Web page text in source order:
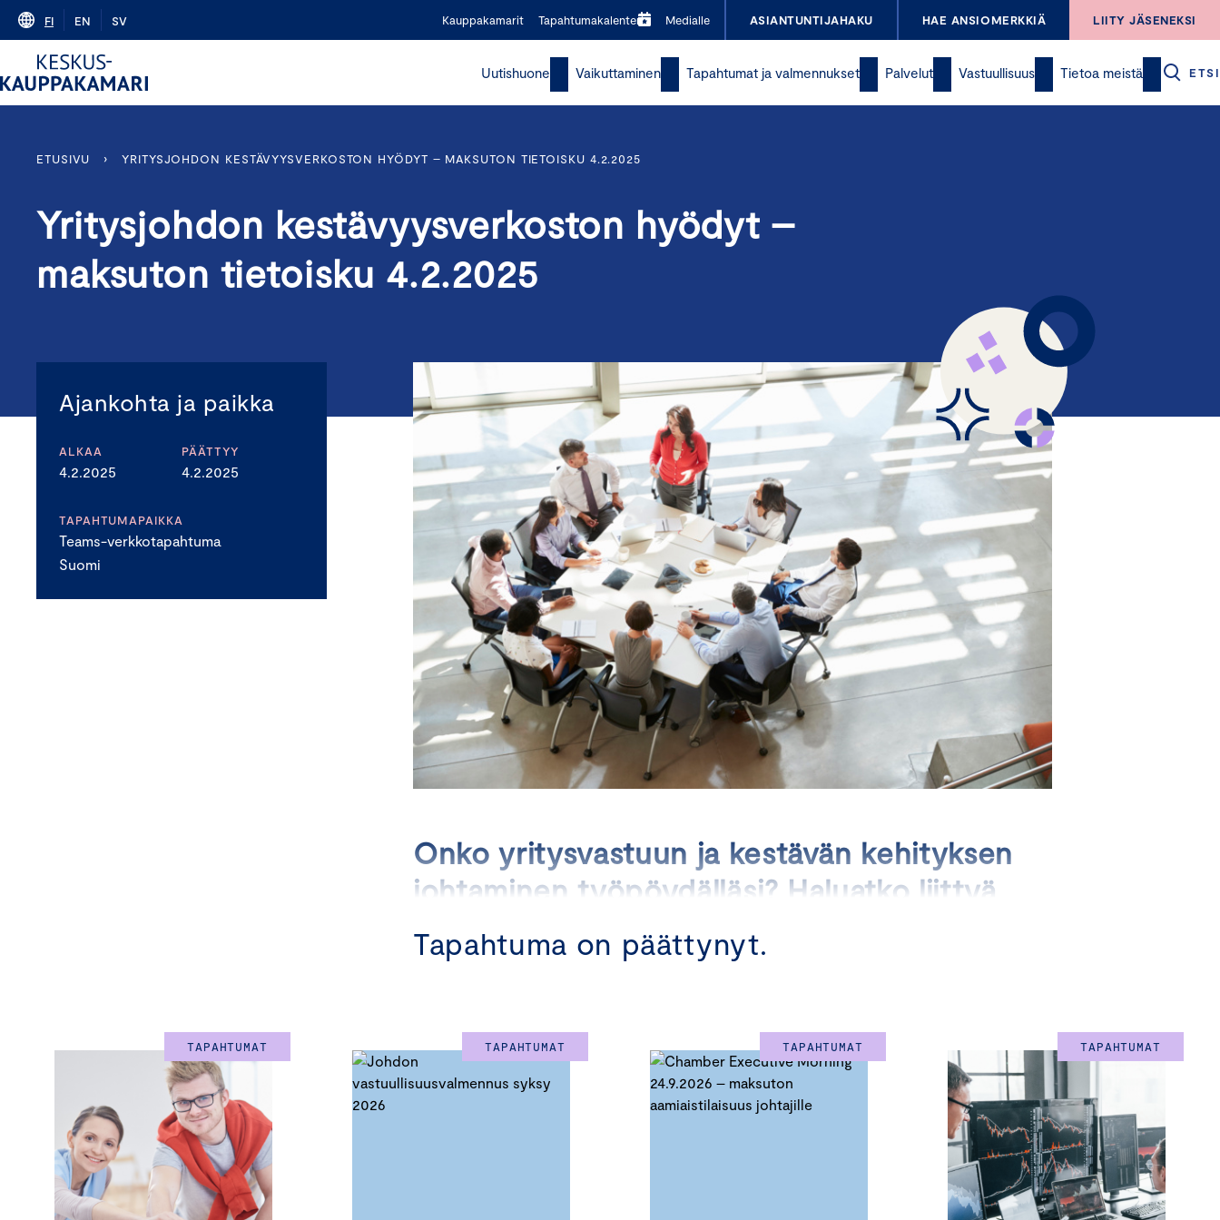
Skip
content
FI EN SV Kauppakamarit Tapahtumakalenteri Medialle ASIANTUNTIJAHAKU HAE ANSIOMERKKIÄ LIITY JÄSENEKSI
Uutishuone Vaikuttaminen Tapahtumat ja valmennukset Palvelut Vastuullisuus Tietoa meistä ETSI
ETUSIVU › YRITYSJOHDON KESTÄVYYSVERKOSTON HYÖDYT – MAKSUTON TIETOISKU 4.2.2025
Yritysjohdon kestävyysverkoston hyödyt –
maksuton tietoisku 4.2.2025
Ajankohta ja paikka
ALKAA
4.2.2025
PÄÄTTYY
4.2.2025
TAPAHTUMAPAIKKA
Teams-verkkotapahtuma
Suomi
Onko yritysvastuun ja kestävän kehityksen
johtaminen työpöydälläsi? Haluatko liittyä
yritysjohtajien verkostoon, jossa jaetaan
tietoa ja luodaan yhdessä käytännön
Yritysjohdon kestävyysverkosto tarjoaa ainutlaatuisen mahdollisuuden jakaa
kokemuksia, oppia toisilta ja kehittää omaa vastuullisuusosaamista tehokkaasti. Kun
Tapahtuma on päättynyt.
TAPAHTUMAT TAPAHTUMAT TAPAHTUMAT TAPAHTUMAT